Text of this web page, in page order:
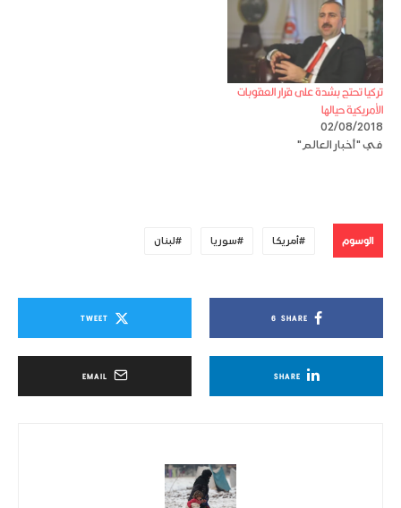
تركيا تحتج بشدة على قرار العقوبات
الأمريكية حيالها
02/08/2018
في "أخبار العالم"
الوسوم أمريكا سوريا لبنان
SHARE
6
TWEET
SHARE
EMAIL